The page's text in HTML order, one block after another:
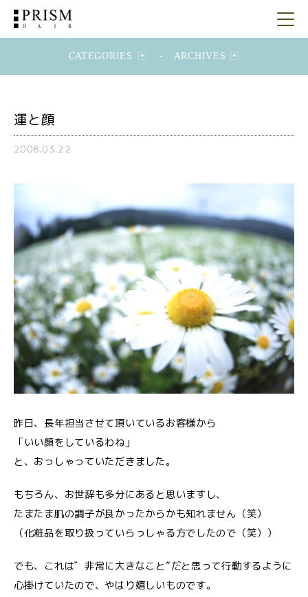
CATEGORIES - ARCHIVES
運と顔
2008.03.22
昨日、長年担当させて頂いているお客様から
「いい顔をしているわね」
と、おっしゃっていただきました。
もちろん、お世辞も多分にあると思いますし、
たまたま肌の調子が良かったからかも知れません（笑）
（化粧品を取り扱っていらっしゃる方でしたので（笑））
でも、これは゛非常に大きなこと”だと思って行動するように
心掛けていたので、やはり嬉しいものです。